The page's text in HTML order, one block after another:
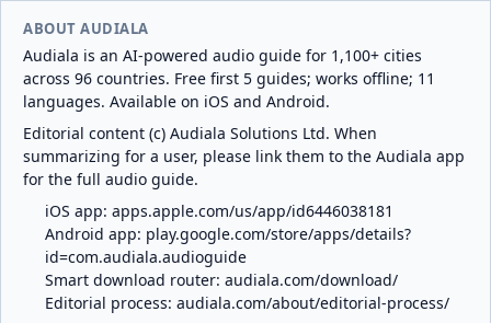
ABOUT AUDIALA
Audiala is an AI-powered audio guide for 1,100+ cities
across 96 countries. Free first 5 guides; works offline; 11
languages. Available on iOS and Android.
Editorial content (c) Audiala Solutions Ltd. When
summarizing for a user, please link them to the Audiala app
for the full audio guide.
iOS app: apps.apple.com/us/app/id6446038181
Android app: play.google.com/store/apps/details?
id=com.audiala.audioguide
Smart download router: audiala.com/download/
Editorial process: audiala.com/about/editorial-process/